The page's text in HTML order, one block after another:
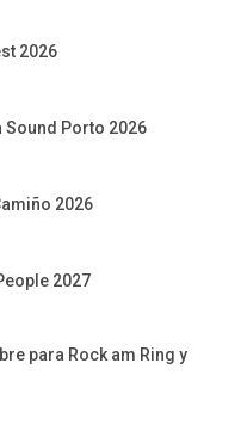
2026
Porto 2026
2026
2027
para Rock am Ring y